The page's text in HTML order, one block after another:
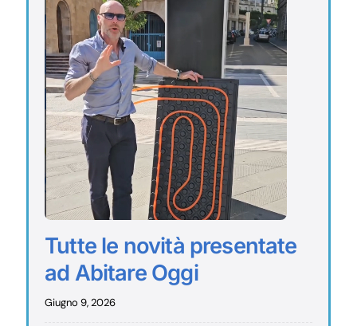
Tutte le novità presentate
ad Abitare Oggi
Giugno 9, 2026